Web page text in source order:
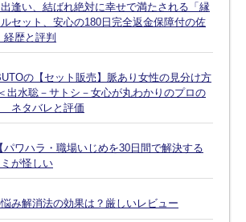
逢い、結ばれ絶対に幸せで満たされる「縁
セット、安心の180日完全返金保障付の佐
歴と評判
の【セット販売】脈あり女性の見分け方
出水聡－サトシ－女心が丸わかりのプロの
ネタバレと評価
パワハラ・職場いじめを30日間で解決する
が怪しい
み解消法の効果は？厳しいレビュー